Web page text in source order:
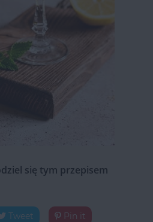
się tym przepisem
Tweet Pin it